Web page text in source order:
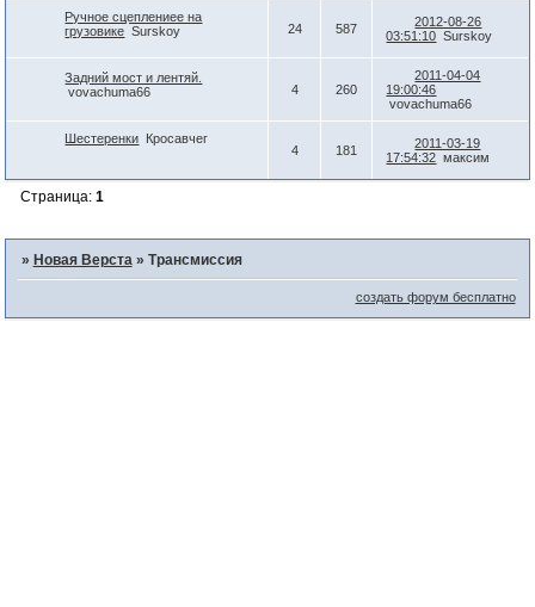
Ручное сцеплениее на
грузовике Surskoy 24 587
2012-08-26
03:51:10 Surskoy
Задний мост и лентяй.
vovachuma66
4 260
2011-04-04
19:00:46
vovachuma66
Шестеренки
Кросавчег
4
181
2011-03-19
17:54:32 максим
Страница: 1
» Новая Верста » Трансмиссия
создать форум бесплатно